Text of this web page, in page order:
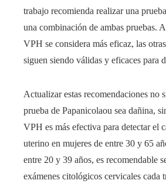
trabajo recomienda realizar una
una combinación de ambas pruebas.
VPH se considera más eficaz, las
siguen siendo válidas y eficaces para
Actualizar estas recomendaciones no
prueba de Papanicolaou sea dañina,
VPH es más efectiva para detectar el
uterino en mujeres de entre 30 y 65
entre 20 y 39 años, es recomendable
exámenes citológicos cervicales cada